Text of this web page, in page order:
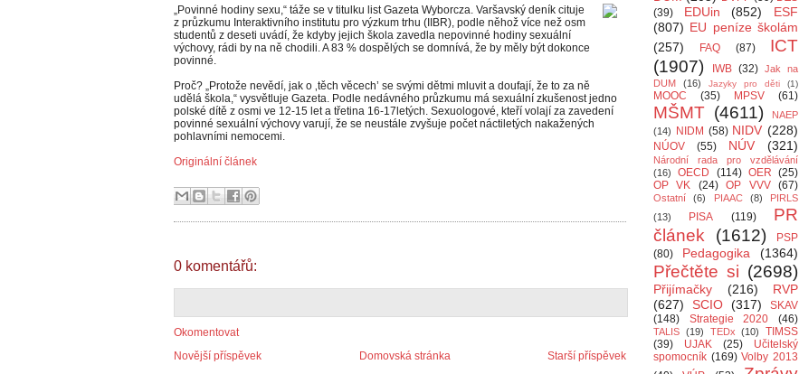
„Povinné hodiny sexu,“ táže se v titulku list Gazeta Wyborcza. Varšavský deník cituje
z průzkumu Interaktivního institutu pro výzkum trhu (IIBR), podle něhož více než osm
studentů z deseti uvádí, že kdyby jejich škola zavedla nepovinné hodiny sexuální
výchovy, rádi by na ně chodili. A 83 % dospělých se domnívá, že by měly být dokonce
povinné.
Proč? „Protože nevědí, jak o ‚těch věcech’ se svými dětmi mluvit a doufají, že to za ně
udělá škola,“ vysvětluje Gazeta. Podle nedávného průzkumu má sexuální zkušenost jedno
polské dítě z osmi ve 12-15 let a třetina 16-17letých. Sexuologové, kteří volají za zavedení
povinné sexuální výchovy varují, že se neustále zvyšuje počet náctiletých nakažených
pohlavními nemocemi.
Originální článek
0 komentářů:
Okomentovat
Novější příspěvek
Starší příspěvek
Domovská stránka
(39)
EDUin (852)
ESF
(807) EU peníze školám
(257)
FAQ (87)
ICT
(1907)
IWB (32) Jak na
DUM
(16) Jazyky pro děti (1)
MOOC (35) MPSV (61)
MŠMT (4611)
NAEP
(14)
NIDM (58) NIDV (228)
NÚOV (55) NÚV (321)
Národní rada pro vzdělávání
(16)
OECD (114) OER (25)
OP VK
(24) OP VVV (67)
Ostatní (6) PIAAC (8)
PIRLS
(13)
PISA (119)
PR
článek
(1612)
PSP
(80)
Pedagogika (1364)
Přečtěte si (2698)
Přijímačky (216)
RVP
(627)
SCIO (317)
SKAV
(148)
Strategie 2020 (46)
TALIS (19) TEDx (10)
TIMSS
(39)
UJAK (25)
Učitelský
spomocník (169) Volby 2013